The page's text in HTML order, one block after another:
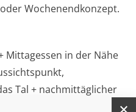
Wochenendkonzept.
Mittagessen in der Nähe
Tal + nachmittäglicher